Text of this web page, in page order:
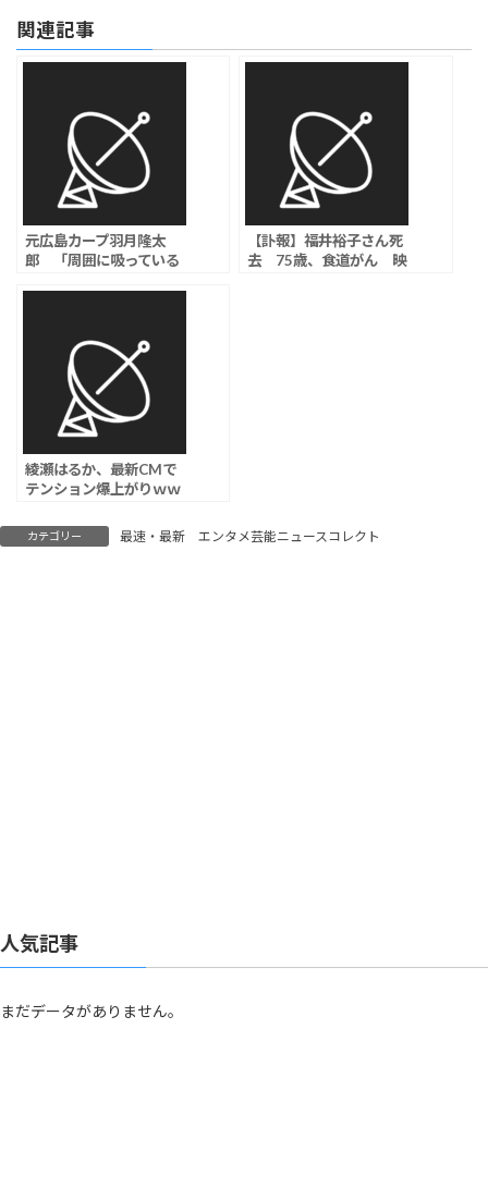
関連記事
元広島カープ羽月隆太
郎 「周囲に吸っている
【訃報】福井裕子さん死
去 75歳、食道がん 映
綾瀬はるか、最新CMで
テンション爆上がりｗｗ
カテゴリー 最速・最新 エンタメ芸能ニュースコレクト
人気記事
まだデータがありません。